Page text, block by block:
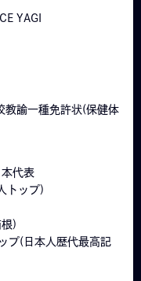
YAGI
教諭一種免許状(保健体
代表
トップ)
)
プ(日本人歴代最高記